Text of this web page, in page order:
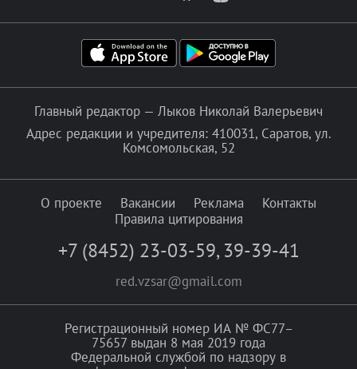
Главный редактор — Лыков Николай Валерьевич
Адрес редакции и учредителя: 410031, Саратов, ул.
Комсомольская, 52
О проекте Вакансии Реклама
Контакты
Правила цитирования
+7 (8452) 23-03-59, 39-39-41
red.vzsar@gmail.com
Регистрационный номер ИА № ФС77–
75657 выдан 8 мая 2019 года
Федеральной службой по надзору в